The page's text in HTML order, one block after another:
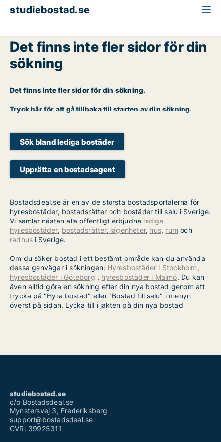
studiebostad.se
Det finns inte fler sidor för din
sökning
Det finns inte fler sidor för din sökning.
Tryck här för att gå tillbaka till starten av din sökning.
Sök bland lediga bostäder
Upprätta en bostadsagent
Bostadsdeal.se är en av de största bostadsportalerna för
hyresbostäder, bostadsrätter och bostäder till salu i Sverige.
Vi samlar nästan alla offentligt erbjudna lediga
hyresbostäder, bostadsrätter, lägenheter, hus, rum och
radhus i Sverige.
Om du söker bostad i ett bestämt område kan du använda
dessa genvägar i sökningen: Hyresbostäder i Stockholm,
hyresbostäder i Göteborg , hyresbostäder i Malmö. Du kan
även alltid göra en sökning efter din nya bostad genom att
trycka på "Hyra bostad" eller "Bostad till salu" i menyn
överst på sidan. Lycka till i jakten på din nya bostad!
studiebostad.se
c/o Bostadsdeal.se
Mynstersvej 3, Frederiksberg
support@bostadsdeal.se
CVR: 39925311